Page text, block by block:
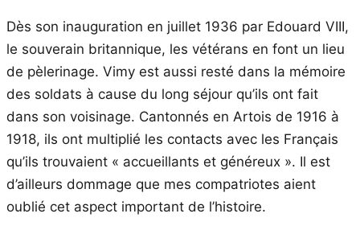
Dès son inauguration en juillet 1936 par Edouard VIII,
le souverain britannique, les vétérans en font un lieu
de pèlerinage. Vimy est aussi resté dans la mémoire
des soldats à cause du long séjour qu’ils ont fait
dans son voisinage. Cantonnés en Artois de 1916 à
1918, ils ont multiplié les contacts avec les Français
qu’ils trouvaient « accueillants et généreux ». Il est
d’ailleurs dommage que mes compatriotes aient
oublié cet aspect important de l’histoire.